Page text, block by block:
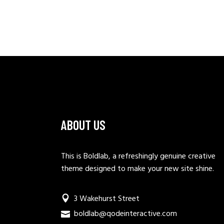
ABOUT US
This is Boldlab, a refreshingly genuine creative
theme designed to make your new site shine.
3 Wakehurst Street
boldlab@qodeinteractive.com